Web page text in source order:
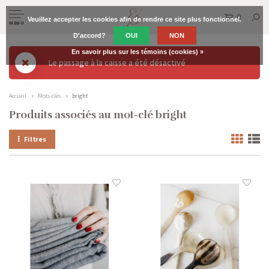
MENU
0
Le passage à la caisse a été désactivé
Accueil Mots-clés bright
Produits associés au mot-clé bright
Filtres
Veuillez accepter les cookies afin de rendre ce site plus fonctionnel.
D'accord? OUI NON
En savoir plus sur les témoins (cookies) »